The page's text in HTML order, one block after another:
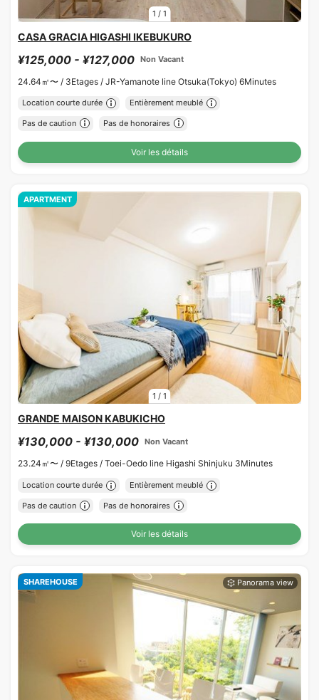
1 / 1
CASA GRACIA HIGASHI IKEBUKURO
¥125,000 - ¥127,000 Non Vacant
24.64㎡〜 / 3Etages / JR-Yamanote line Otsuka(Tokyo) 6Minutes
Location courte durée Entièrement meublé
Pas de caution Pas de honoraires
Voir les détails
1 / 1
APARTMENT
GRANDE MAISON KABUKICHO
¥130,000 - ¥130,000 Non Vacant
23.24㎡〜 / 9Etages / Toei-Oedo line Higashi Shinjuku 3Minutes
Location courte durée Entièrement meublé
Pas de caution Pas de honoraires
Voir les détails
SHAREHOUSE